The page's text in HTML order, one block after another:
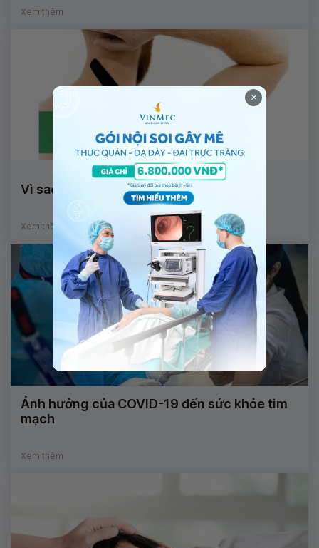
Xem thêm
Vì sao đau vai gây mất ngủ?
Xem thêm
Ảnh hưởng của COVID-19 đến sức khỏe tim
mạch
Xem thêm
×